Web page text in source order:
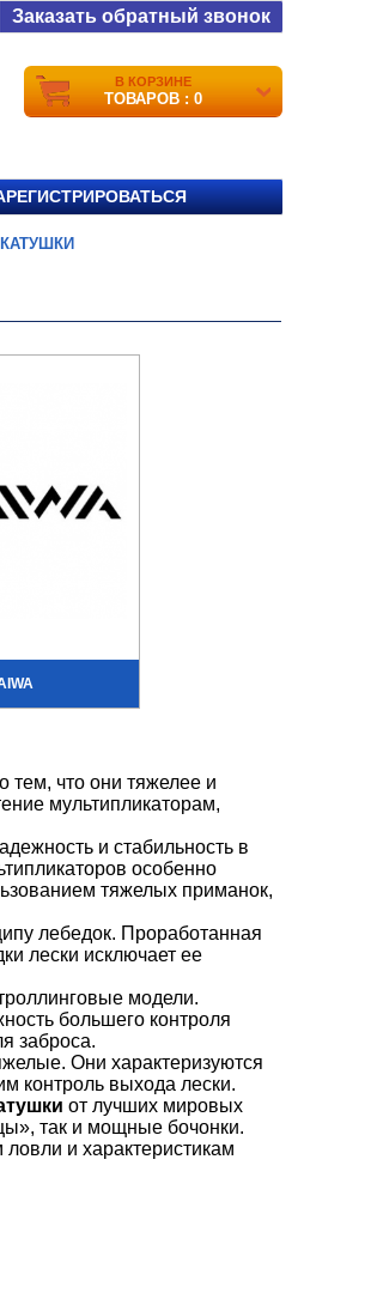
Заказать обратный звонок
В КОРЗИНЕ
ТОВАРОВ : 0
тем, что они тяжелее и
мультипликаторам,
и стабильность в
особенно
тяжелых приманок,
лебедок. Проработанная
лески исключает ее
модели.
большего контроля
заброса.
Они характеризуются
контроль выхода лески.
от лучших мировых
так и мощные бочонки.
и характеристикам